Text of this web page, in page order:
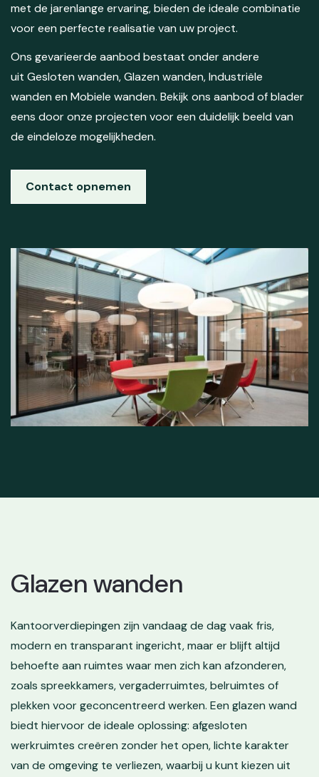
met de jarenlange ervaring, bieden de ideale combinatie
voor een perfecte realisatie van uw project.
Ons gevarieerde aanbod bestaat onder andere
uit Gesloten wanden, Glazen wanden, Industriële
wanden en Mobiele wanden. Bekijk ons aanbod of blader
eens door onze projecten voor een duidelijk beeld van
de eindeloze mogelijkheden.
Contact opnemen
Glazen wanden
Kantoorverdiepingen zijn vandaag de dag vaak fris,
modern en transparant ingericht, maar er blijft altijd
behoefte aan ruimtes waar men zich kan afzonderen,
zoals spreekkamers, vergaderruimtes, belruimtes of
plekken voor geconcentreerd werken. Een glazen wand
biedt hiervoor de ideale oplossing: afgesloten
werkruimtes creëren zonder het open, lichte karakter
van de omgeving te verliezen, waarbij u kunt kiezen uit